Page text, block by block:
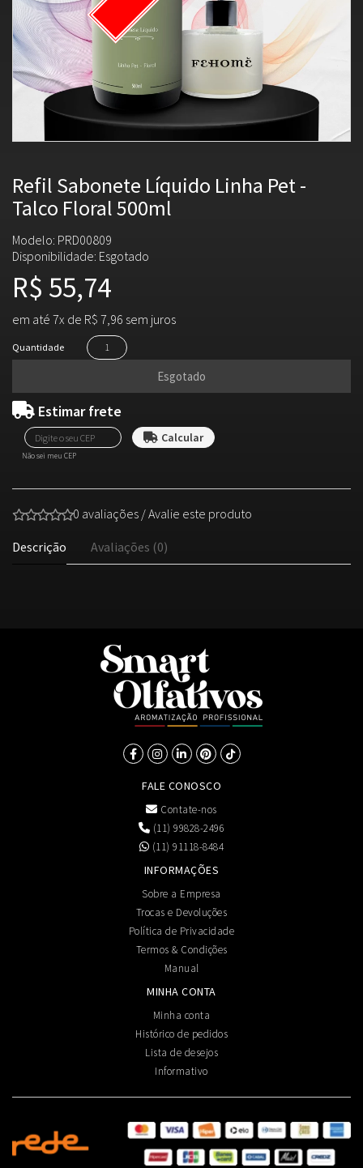
Refil Sabonete Líquido Linha Pet -
Talco Floral 500ml
Modelo: PRD00809
Disponibilidade: Esgotado
R$ 55,74
em até 7x de R$ 7,96 sem juros
Quantidade
Esgotado
Estimar frete
Não sei meu CEP
0 avaliações /Avalie este produto
Descrição Avaliações (0)
FALE CONOSCO
Contate-nos
(11) 99828-2496
(11) 91118-8484
INFORMAÇÕES
Sobre a Empresa
Trocas e Devoluções
Política de Privacidade
Termos & Condições
Manual
MINHA CONTA
Minha conta
Histórico de pedidos
Lista de desejos
Informativo